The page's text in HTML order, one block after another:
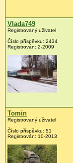
Vlada749
Registrovaný uživatel
Číslo příspěvku: 2434
Registrován: 2-2009
Tomin
Registrovaný uživatel
Číslo příspěvku: 51
Registrován: 10-2013